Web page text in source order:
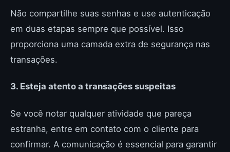
Não compartilhe suas senhas e use autenticação
em duas etapas sempre que possível. Isso
proporciona uma camada extra de segurança nas
transações.
3. Esteja atento a transações suspeitas
Se você notar qualquer atividade que pareça
estranha, entre em contato com o cliente para
confirmar. A comunicação é essencial para garantir